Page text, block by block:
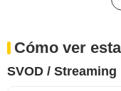
Cómo ver
SVOD / Streaming